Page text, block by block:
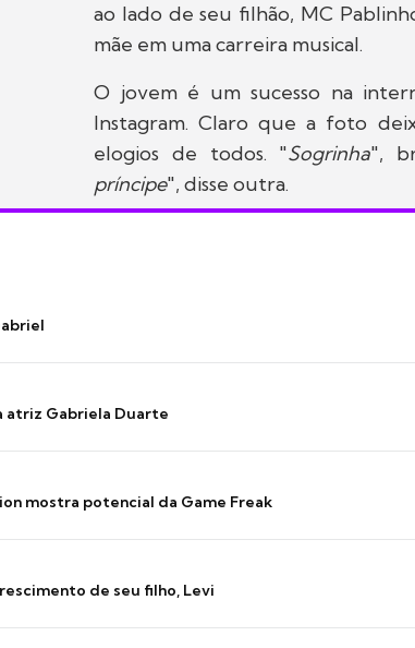
ao lado de seu filhão, MC
mãe em uma carreira musical.
O jovem é um sucesso na
Instagram. Claro que a foto
elogios de todos. "Sogrinha",
príncipe", disse outra.
atriz Gabriela Duarte
mostra potencial da Game Freak
de seu filho, Levi